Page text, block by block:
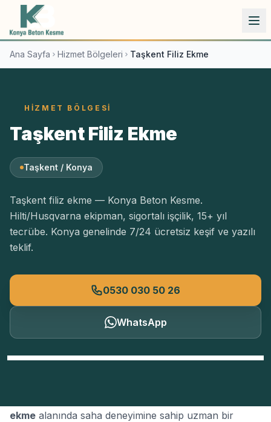
İçeriğe atla
Ana Sayfa Hizmet Bölgeleri Taşkent Filiz Ekme
HIZMET BÖLGESI
Taşkent Filiz Ekme
Taşkent / Konya
Taşkent filiz ekme — Konya Beton Kesme.
Hilti/Husqvarna ekipman, sigortalı işçilik, 15+ yıl
tecrübe. Konya genelinde 7/24 ücretsiz keşif ve yazılı
teklif.
0530 030 50 26
WhatsApp
ekme alanında saha deneyimine sahip uzman bir